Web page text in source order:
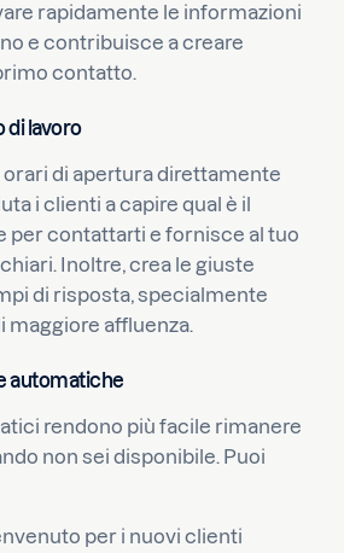
rapidamente le informazioni
e contribuisce a creare
contatto.
di lavoro
di apertura direttamente
i clienti a capire qual è il
per contattarti e fornisce al tuo
Inoltre, crea le giuste
di risposta, specialmente
maggiore affluenza.
automatiche
rendono più facile rimanere
non sei disponibile. Puoi
per i nuovi clienti